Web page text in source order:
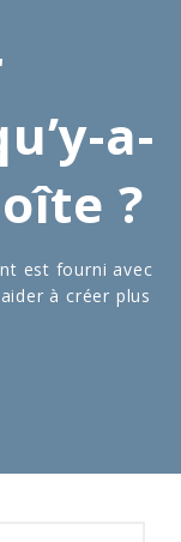
a-
?
est fourni avec
à créer plus